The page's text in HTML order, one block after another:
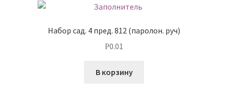
Набор сад. 4 пред. 812 (паролон. руч)
Р0.01
В корзину